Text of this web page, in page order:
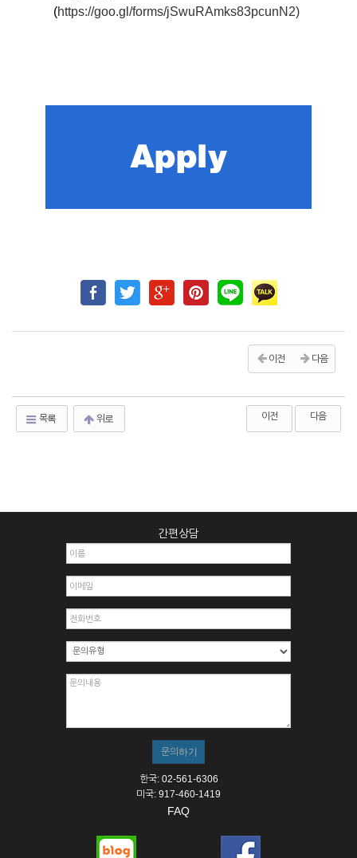
(https://goo.gl/forms/jSwuRAmks83pcunN2)
이전 다음
목록 위로 이전 다음
간편상담
한국: 02-561-6306
미국: 917-460-1419
FAQ